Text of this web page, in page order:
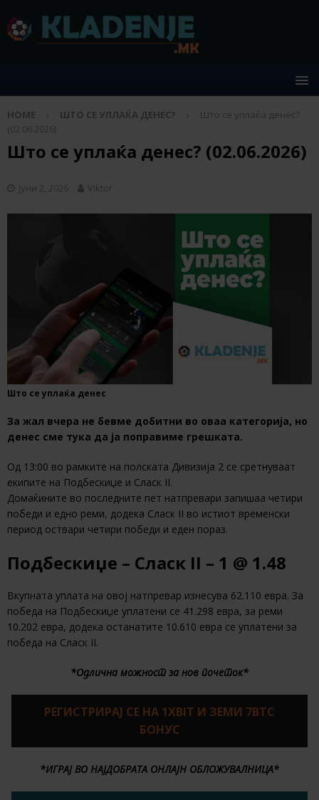
HOME ШТО СЕ УПЛАЌА ДЕНЕС?
Што се уплаќа денес?
(02.06.2026)
Што се уплаќа денес? (02.06.2026)
јуни 2, 2026 Viktor
Што се уплаќа денес
За жал вчера не бевме добитни во оваа категорија, но
денес сме тука да ја поправиме грешката.
Од 13:00 во рамките на полската Дивизија 2 се сретнуваат
екипите на Подбескиџе и Сласк II.
Домаќините во последните пет натпревари запишаа четири
победи и едно реми, додека Сласк II во истиот временски
период оствари четири победи и еден пораз.
Подбескиџе – Сласк II – 1 @ 1.48
Вкупната уплата на овој натпревар изнесува 62.110 евра. За
победа на Подбескиџе уплатени се 41.298 евра, за реми
10.202 евра, додека останатите 10.610 евра се уплатени за
победа на Сласк II.
*Одлична можност за нов почеток*
РЕГИСТРИРАЈ СЕ НА 1XBIT И ЗЕМИ 7BTC
БОНУС
*ИГРАЈ ВО НАЈДОБРАТА ОНЛАЈН ОБЛОЖУВАЛНИЦА*